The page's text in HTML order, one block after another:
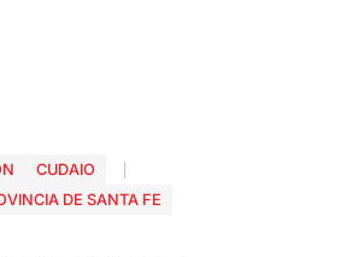
CUDAIO
DE SANTA FE